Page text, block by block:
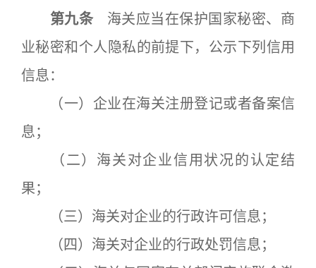
第九条 海关应当在保护国家秘密、商
业秘密和个人隐私的前提下，公示下列信用
信息：
（一）企业在海关注册登记或者备案信
息；
（二）海关对企业信用状况的认定结
果；
（三）海关对企业的行政许可信息；
（四）海关对企业的行政处罚信息；